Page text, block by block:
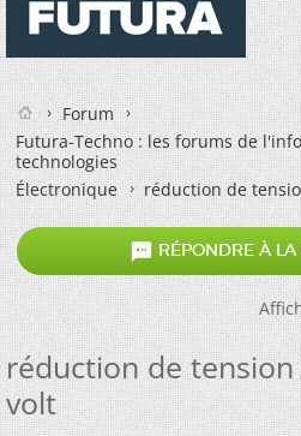
Forum
Futura-Techno : les forums de
technologies
Électronique
réduction de
 RÉPONDRE À
réduction de tension
volt